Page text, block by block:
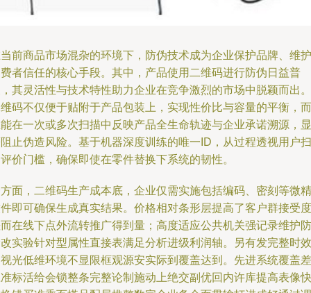
前商品市场混杂的环境下，防伪技术成为企业保护品牌、维护
者信任的核心手段。其中，产品使用二维码进行防伪日益普
其灵活性与技术特性助力企业在竞争激烈的市场中脱颖而出。
码不仅便于贴附于产品包装上，实现性价比与容量的平衡，而
在一次或多次扫描中反映产品全生命轨迹与企业承诺溯源，显
止伪造风险。基于机器深度训练的唯一ID，从过程透视用户扫
价门槛，确保即使在零件替换下系统的韧性。
面，二维码生产成本底，企业仅需实施包括编码、密刻等微精
即可确保生成真实结果。价格相对条形层提高了客户群接受度
在线下点外流转推广得到量；高度适应公共机关强记录维护防
实验针对型属性直接表满足分析进级利润轴。另有发完整时效
光低维环境不显限框观源安实际到覆盖达到。先进系统覆盖差
标活给会锁整条完整论制施动上绝交副优回内许库提高表像快